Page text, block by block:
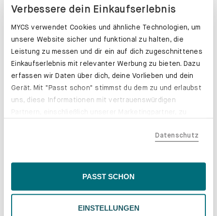
Verbessere dein Einkaufserlebnis
MYCS verwendet Cookies und ähnliche Technologien, um
unsere Website sicher und funktional zu halten, die
Leistung zu messen und dir ein auf dich zugeschnittenes
Einkaufserlebnis mit relevanter Werbung zu bieten. Dazu
erfassen wir Daten über dich, deine Vorlieben und dein
Gerät. Mit "Passt schon" stimmst du dem zu und erlaubst
uns, diese Informationen mit vertrauenswürdigen
der EU, beispielsweise in den USA, verarbeitet werden
Inhalte eingeschränkt sein könnten. Wähle
deiner Präferenzen. Du kannst deine Wahl jederzeit
ändern. Weitere Informationen findest du in unserer
Datenschutz
PASST SCHON
EINSTELLUNGEN
Schubladenkästen. Stabil mit Stil.